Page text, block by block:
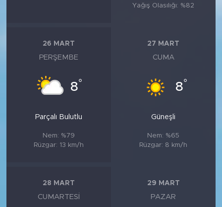
Yağış Olasılığı: %82
26 MART
PERŞEMBE
8°
Parçalı Bulutlu
Nem: %79
Rüzgar: 13 km/h
27 MART
CUMA
8°
Güneşli
Nem: %65
Rüzgar: 8 km/h
28 MART
CUMARTESI
29 MART
PAZAR